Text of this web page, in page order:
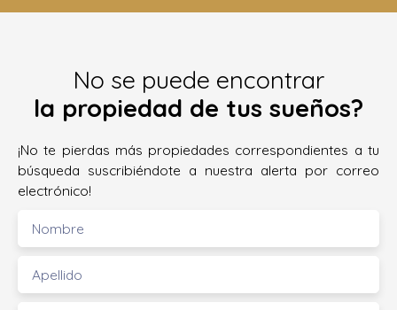
No se puede encontrar
la propiedad de tus sueños?
¡No te pierdas más propiedades correspondientes a tu
búsqueda suscribiéndote a nuestra alerta por correo
electrónico!
Nombre
Apellido